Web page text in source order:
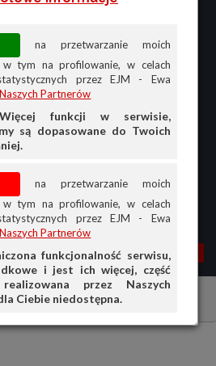
na przetwarzanie moich
w tym na profilowanie, w celach
przez EJM - Ewa
Naszych Partnerów
funkcji w serwisie,
są dopasowane do Twoich
na przetwarzanie moich
w tym na profilowanie, w celach
przez EJM - Ewa
Naszych Partnerów
funkcjonalność serwisu,
i jest ich więcej, część
przez Naszych
Ciebie niedostępna.
MOJA AG
PRZEGLĄD
Opony Całoroczne